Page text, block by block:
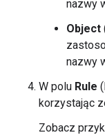
nazwy
Object
nazwy
W polu Rule
korzystając
Zobacz